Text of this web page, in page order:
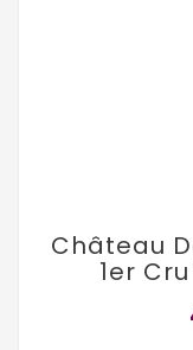
Château
1er